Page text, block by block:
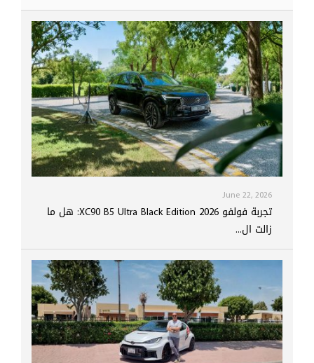
June 22, 2026
تجربة فولفو XC90 B5 Ultra Black Edition 2026: هل ما
زالت ال...